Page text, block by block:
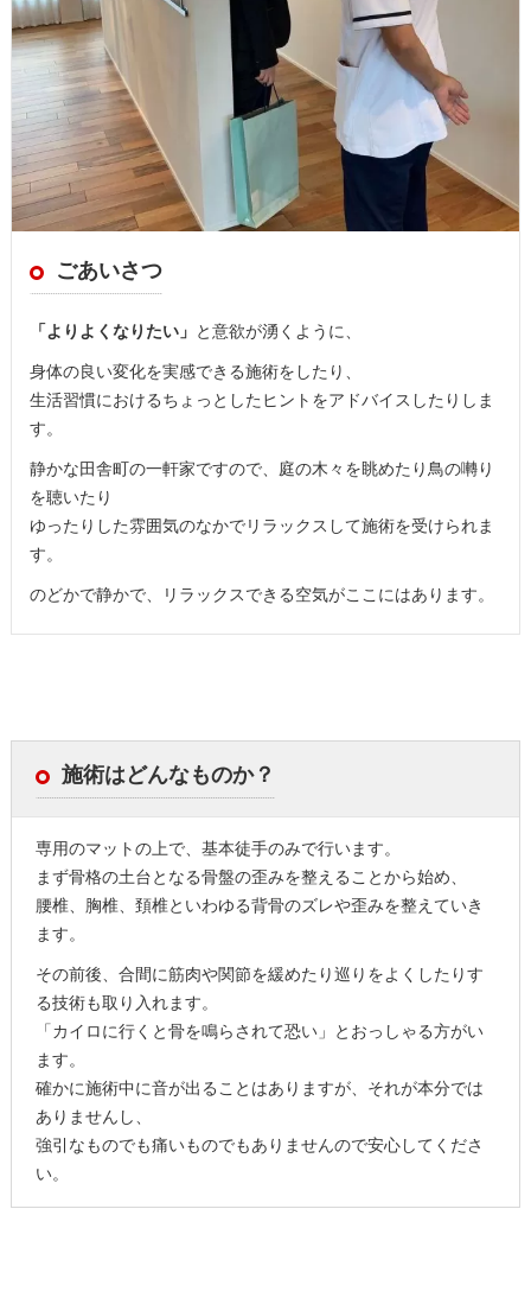
ごあいさつ
「よりよくなりたい」 と意欲が湧くように、
身体の良い変化を実感できる施術をしたり、
生活習慣におけるちょっとしたヒントをアドバイスしたりしま
す。
静かな田舎町の一軒家ですので、庭の木々を眺めたり鳥の囀り
を聴いたり
ゆったりした雰囲気のなかでリラックスして施術を受けられま
す。
のどかで静かで、リラックスできる空気がここにはあります。
施術はどんなものか？
専用のマットの上で、基本徒手のみで行います。
まず骨格の土台となる骨盤の歪みを整えることから始め、
腰椎、胸椎、頚椎といわゆる背骨のズレや歪みを整えていき
ます。
その前後、合間に筋肉や関節を緩めたり巡りをよくしたりす
る技術も取り入れます。
「カイロに行くと骨を鳴らされて恐い」とおっしゃる方がい
ます。
確かに施術中に音が出ることはありますが、それが本分では
ありませんし、
強引なものでも痛いものでもありませんので安心してくださ
い。